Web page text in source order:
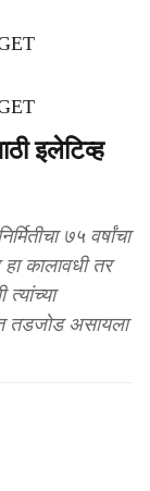
इलेटिव्ह
७५ वर्षांचा
कालावधी तर
तडजोड असायला